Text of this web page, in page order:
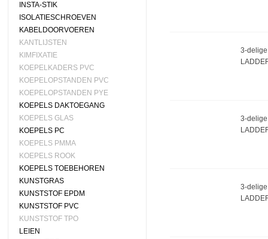
INSTA-STIK
ISOLATIESCHROEVEN
KABELDOORVOEREN
KANTLIJSTEN
KIMFIXATIE
KOEPELKADERS PVC
KOEPELOPSTANDEN PVC
KOEPELOPSTANDEN PYE
KOEPELS DAKTOEGANG
KOEPELS GLAS
KOEPELS PC
KOEPELS PMMA
KOEPELS ROOK
KOEPELS TOEBEHOREN
KUNSTGRAS
KUNSTSTOF EPDM
KUNSTSTOF PVC
KUNSTSTOF TPO
LEIEN
3-
3-
3-